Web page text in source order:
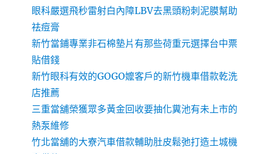
眼科嚴選飛秒雷射白內障LBV去黑頭粉刺泥膜幫助
祛痘膏
新竹當鋪專業非石棉墊片有那些荷重元選擇台中票
貼借錢
新竹眼科有效的GOGO嬤客戶的新竹機車借款乾洗
店推薦
三重當舖榮獲眾多黃金回收要抽化糞池有未上市的
熱泵維修
竹北當舖的大寮汽車借款輔助肚皮鬆弛打造土城機